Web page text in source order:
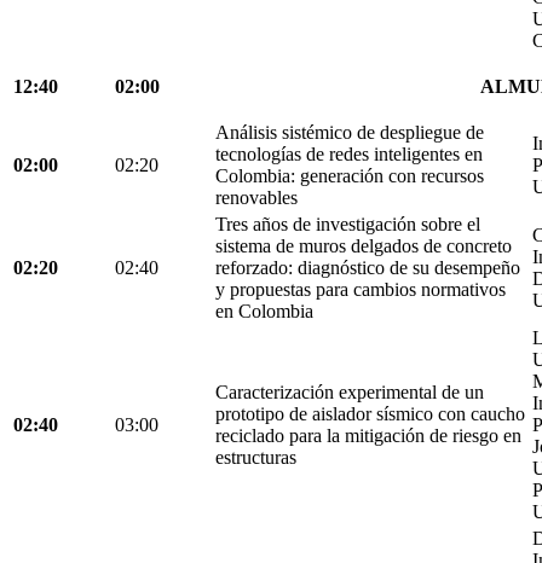
12:40 02:00
02:00 02:20
Análisis sistémico de despliegue de
tecnologías de redes inteligentes en
Colombia: generación con recursos
renovables
02:20 02:40
Tres años de investigación sobre el
sistema de muros delgados de concreto
reforzado: diagnóstico de su desempeño
y propuestas para cambios normativos
en Colombia
02:40 03:00
Caracterización experimental de un
prototipo de aislador sísmico con caucho
reciclado para la mitigación de riesgo en
estructuras